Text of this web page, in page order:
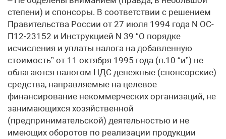
степени) и спонсоры. В соответствии с решением
Правительства России от 27 июля 1994 года N ОС-
П12-23152 и Инструкцией N 39 “О порядке
исчисления и уплаты налога на добавленную
стоимость” от 11 октября 1995 года (п.10 “и”) не
облагаются налогом НДС денежные (спонсорские)
средства, направляемые на целевое
финансирование некоммерческих организаций, не
занимающихся хозяйственной
(предпринимательской) деятельностью и не
имеющих оборотов по реализации продукции